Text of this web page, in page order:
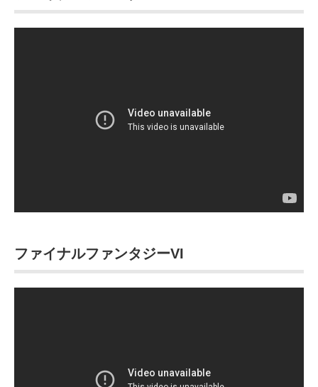
ファイナルファンタジーVI